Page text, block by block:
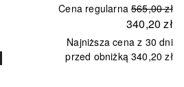
Cena regularna 565,00 zł
340,20 zł
Najniższa cena z 30 dni
przed obniżką 340,20 zł